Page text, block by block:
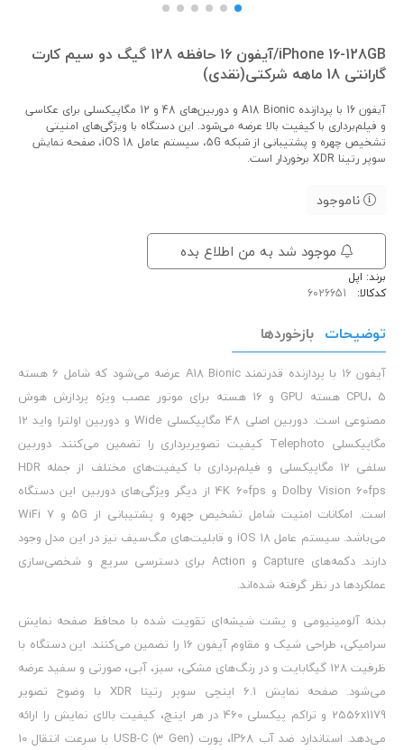
iPhone 16-128GB/آیفون 16 حافظه 128 گیگ دو سیم کارت
گارانتی 18 ماهه شرکتی(نقدی)
آیفون 16 با پردازنده A18 Bionic و دوربین‌های 48 و 12 مگاپیکسلی برای عکاسی
و فیلم‌برداری با کیفیت بالا عرضه می‌شود. این دستگاه با ویژگی‌های امنیتی
تشخیص چهره و پشتیبانی از شبکه 5G، سیستم عامل iOS 18، صفحه نمایش
سوپر رتینا XDR برخوردار است.
ناموجود
موجود شد به من اطلاع بده
برند: اپل
کدکالا:
توضیحات بازخوردها
آیفون 16 با پردازنده قدرتمند A18 Bionic عرضه می‌شود که شامل 6 هسته
CPU، 5 هسته GPU و 16 هسته برای موتور عصب ویژه پردازش هوش
مصنوعی است. دوربین اصلی 48 مگاپیکسلی Wide و دوربین اولترا واید 12
مگاپیکسلی Telephoto کیفیت تصویربرداری را تضمین می‌کنند. دوربین
سلفی 12 مگاپیکسلی و فیلم‌برداری با کیفیت‌های مختلف از جمله HDR
Dolby Vision 60fps و 4K 60fps از دیگر ویژگی‌های دوربین این دستگاه
است. امکانات امنیت شامل تشخیص چهره و پشتیبانی از 5G و WiFi 7
می‌باشد. سیستم عامل iOS 18 و قابلیت‌های مگ‌سیف نیز در این مدل وجود
دارند. دکمه‌های Capture و Action برای دسترسی سریع و شخصی‌سازی
عملکردها در نظر گرفته شده‌اند.
بدنه آلومینیومی و پشت شیشه‌ای تقویت شده با محافظ صفحه نمایش
سرامیکی، طراحی شیک و مقاوم آیفون 16 را تضمین می‌کنند. این دستگاه با
ظرفیت 128 گیگابایت و در رنگ‌های مشکی، سبز، آبی، صورتی و سفید عرضه
می‌شود. صفحه نمایش 6.1 اینچی سوپر رتینا XDR با وضوح تصویر
2556x1179 و تراکم پیکسلی 460 در هر اینچ، کیفیت بالای نمایش را ارائه
می‌دهد. استاندارد ضد آب IP68، پورت USB-C (3 Gen) با سرعت انتقال 10